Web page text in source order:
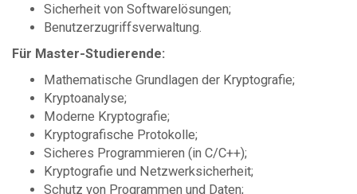
Sicherheit von Softwarelösungen;
Benutzerzugriffsverwaltung.
Für Master-Studierende:
Mathematische Grundlagen der Kryptografie;
Kryptoanalyse;
Moderne Kryptografie;
Kryptografische Protokolle;
Sicheres Programmieren (in C/C++);
Kryptografie und Netzwerksicherheit;
Schutz von Programmen und Daten;